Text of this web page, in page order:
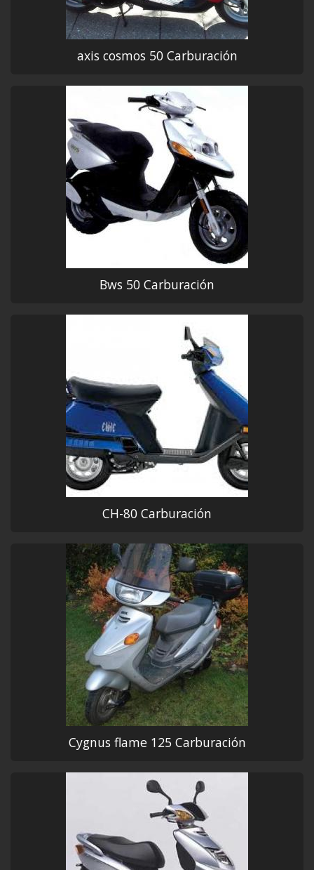
axis cosmos 50 Carburación
Bws 50 Carburación
CH-80 Carburación
Cygnus flame 125 Carburación